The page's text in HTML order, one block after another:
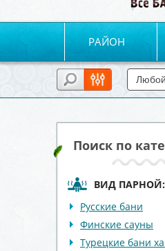
РАЙОН
Поиск по
ВИД ПАРНОЙ:
Русские бани
Финские сауны
Турецкие бани